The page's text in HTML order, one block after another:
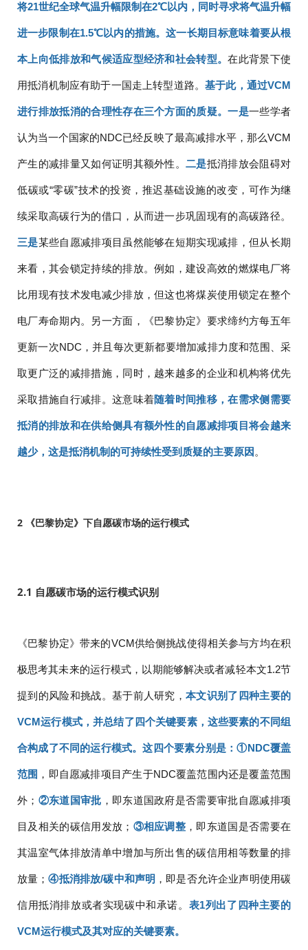
将21世纪全球气温升幅限制在2℃以内，同时寻求将气温升幅
进一步限制在1.5℃以内的措施。这一长期目标意味着要从根
本上向低排放和气候适应型经济和社会转型。在此背景下使
用抵消机制应有助于一国走上转型道路。 基于此，通过VCM
进行排放抵消的合理性存在三个方面的质疑。一是一些学者
认为当一个国家的NDC已经反映了最高减排水平，那么VCM
产生的减排量又如何证明其额外性。二是抵消排放会阻碍对
低碳或“零碳”技术的投资，推迟基础设施的改变，可作为继
续采取高碳行为的借口，从而进一步巩固现有的高碳路径。
三是某些自愿减排项目虽然能够在短期实现减排，但从长期
来看，其会锁定持续的排放。例如，建设高效的燃煤电厂将
比用现有技术发电减少排放，但这也将煤炭使用锁定在整个
电厂寿命期内。另一方面，《巴黎协定》要求缔约方每五年
更新一次NDC，并且每次更新都要增加减排力度和范围、采
取更广泛的减排措施，同时，越来越多的企业和机构将优先
采取措施自行减排。这意味着随着时间推移，在需求侧需要
抵消的排放和在供给侧具有额外性的自愿减排项目将会越来
越少，这是抵消机制的可持续性受到质疑的主要原因 。
2 《巴黎协定》下自愿碳市场的运行模式
2.1 自愿碳市场的运行模式识别
《巴黎协定》带来的VCM供给侧挑战使得相关参与方均在积
极思考其未来的运行模式，以期能够解决或者减轻本文1.2节
提到的风险和挑战。基于前人研究，本文识别了四种主要的
VCM运行模式，并总结了四个关键要素，这些要素的不同组
合构成了不同的运行模式。这四个要素分别是：①NDC覆盖
范围 ，即自愿减排项目产生于NDC覆盖范围内还是覆盖范围
外； ②东道国审批 ，即东道国政府是否需要审批自愿减排项
目及相关的碳信用发放； ③相应调整 ，即东道国是否需要在
其温室气体排放清单中增加与所出售的碳信用相等数量的排
放量；④抵消排放/碳中和声明 ，即是否允许企业声明使用碳
信用抵消排放或者实现碳中和承诺。 表1列出了四种主要的
VCM运行模式及其对应的关键要素。